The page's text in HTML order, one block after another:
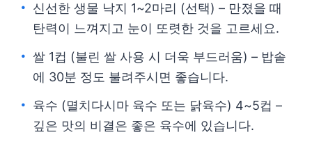
신선한 생물 낙지 1~2마리 (선택) – 만졌을 때
탄력이 느껴지고 눈이 또렷한 것을 고르세요.
쌀 1컵 (불린 쌀 사용 시 더욱 부드러움) – 밥솥
에 30분 정도 불려주시면 좋습니다.
육수 (멸치다시마 육수 또는 닭육수) 4~5컵 –
깊은 맛의 비결은 좋은 육수에 있습니다.